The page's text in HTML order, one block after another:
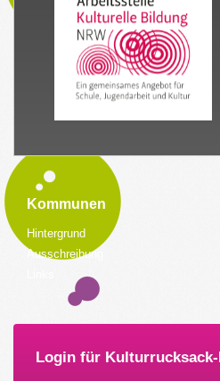
Kommunen
Hintergrund
Ausschreibung